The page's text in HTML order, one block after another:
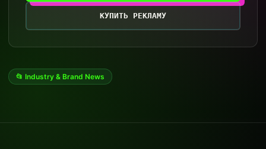
КУПИТЬ РЕКЛАМУ
📂 Industry & Brand News